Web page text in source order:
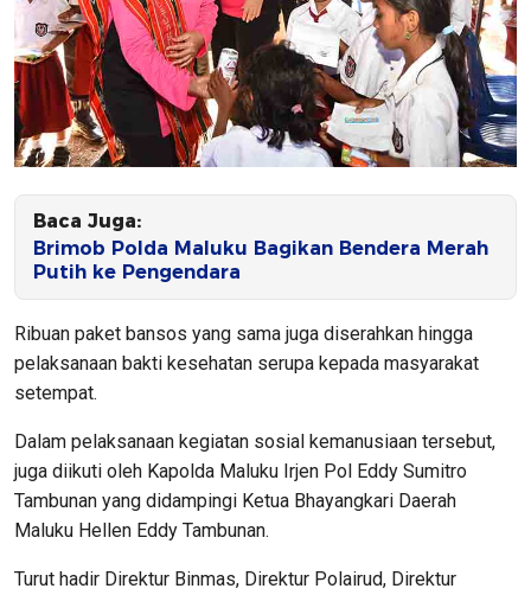
Baca Juga:
Brimob Polda Maluku Bagikan Bendera Merah
Putih ke Pengendara
Ribuan paket bansos yang sama juga diserahkan hingga
pelaksanaan bakti kesehatan serupa kepada masyarakat
setempat.
Dalam pelaksanaan kegiatan sosial kemanusiaan tersebut,
juga diikuti oleh Kapolda Maluku Irjen Pol Eddy Sumitro
Tambunan yang didampingi Ketua Bhayangkari Daerah
Maluku Hellen Eddy Tambunan.
Turut hadir Direktur Binmas, Direktur Polairud, Direktur